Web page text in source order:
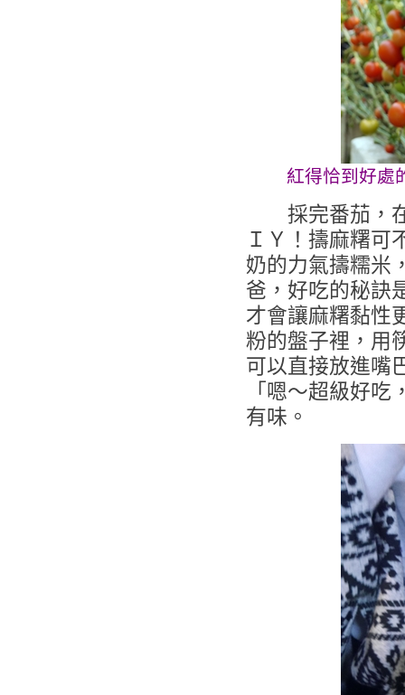
紅得恰到好處
採完番茄，在
ＩＹ！擣麻糬可
奶的力氣擣糯米
爸，好吃的秘訣
才會讓麻糬黏性
粉的盤子裡，用
可以直接放進嘴
「嗯～超級好
有味。